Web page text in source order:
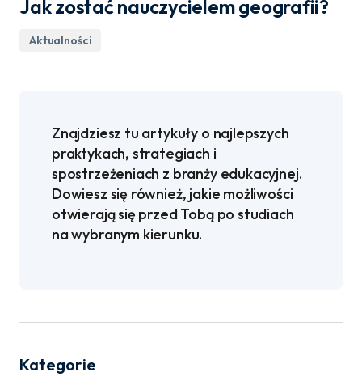
Jak zostać nauczycielem geografii?
Aktualności
Znajdziesz tu artykuły o najlepszych
praktykach, strategiach i
spostrzeżeniach z branży edukacyjnej.
Dowiesz się również, jakie możliwości
otwierają się przed Tobą po studiach
na wybranym kierunku.
Kategorie